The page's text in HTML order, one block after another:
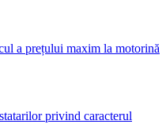
a prețului maxim la motorină
privind caracterul